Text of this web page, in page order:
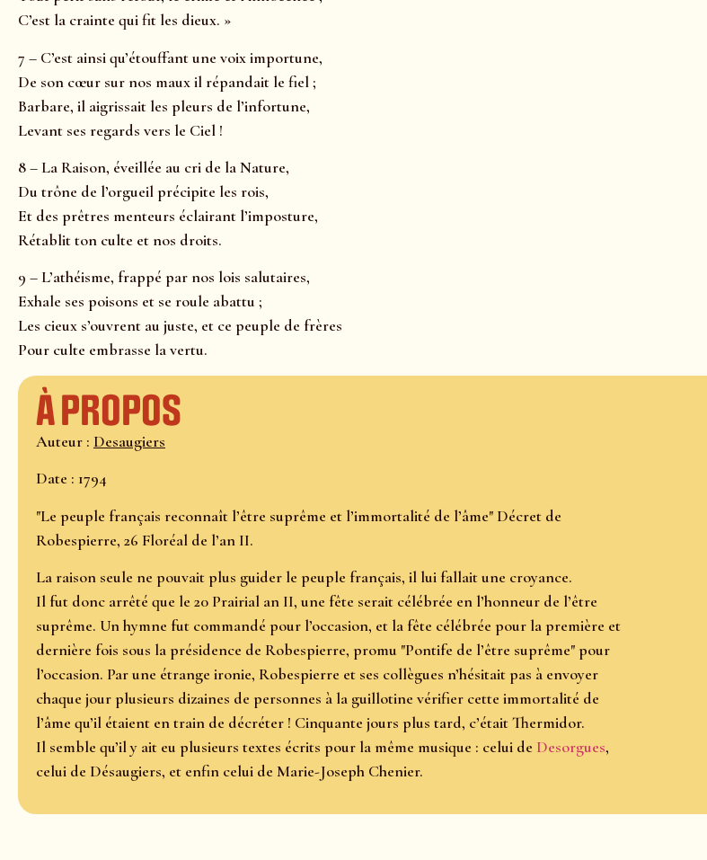
C’est la crainte qui fit les dieux. »
7 – C’est ainsi qu’étouffant une voix importune,
De son cœur sur nos maux il répandait le fiel ;
Barbare, il aigrissait les pleurs de l’infortune,
Levant ses regards vers le Ciel !
8 – La Raison, éveillée au cri de la Nature,
Du trône de l’orgueil précipite les rois,
Et des prêtres menteurs éclairant l’imposture,
Rétablit ton culte et nos droits.
9 – L’athéisme, frappé par nos lois salutaires,
Exhale ses poisons et se roule abattu ;
Les cieux s’ouvrent au juste, et ce peuple de frères
Pour culte embrasse la vertu.
À propos
Auteur : Desaugiers
Date : 1794
"Le peuple français reconnaît l’être suprême et l’immortalité de l’âme" Décret de
Robespierre, 26 Floréal de l’an II.
La raison seule ne pouvait plus guider le peuple français, il lui fallait une croyance.
Il fut donc arrêté que le 20 Prairial an II, une fête serait célébrée en l’honneur de l’être
suprême. Un hymne fut commandé pour l’occasion, et la fête célébrée pour la première et
dernière fois sous la présidence de Robespierre, promu "Pontife de l’être suprême" pour
l’occasion. Par une étrange ironie, Robespierre et ses collègues n’hésitait pas à envoyer
chaque jour plusieurs dizaines de personnes à la guillotine vérifier cette immortalité de
l’âme qu’il étaient en train de décréter ! Cinquante jours plus tard, c’était Thermidor.
Il semble qu’il y ait eu plusieurs textes écrits pour la même musique : celui de Desorgues,
celui de Désaugiers, et enfin celui de Marie-Joseph Chenier.